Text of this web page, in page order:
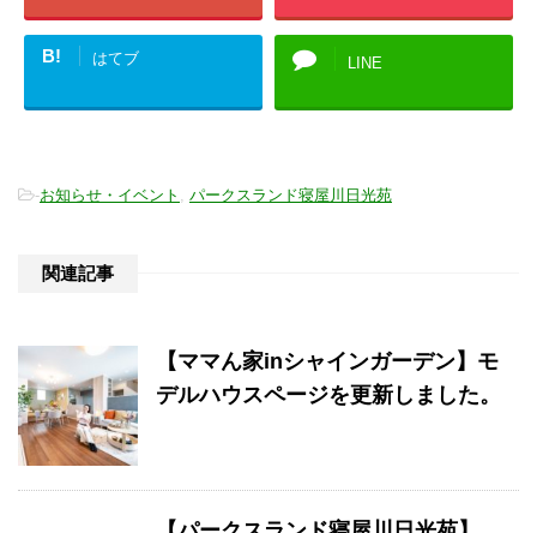
B! はてブ LINE
-お知らせ・イベント , パークスランド寝屋川日光苑
関連記事
【ママん家inシャインガーデン】モ
デルハウスページを更新しました。